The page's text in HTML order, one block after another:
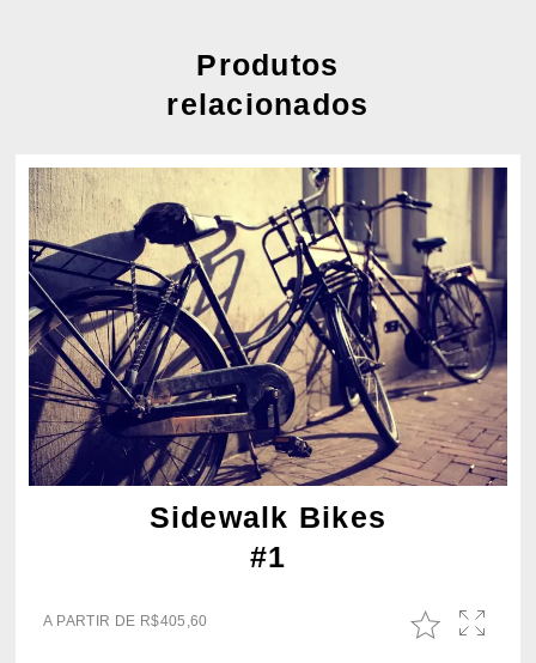
Produtos
relacionados
Sidewalk Bikes
#1
A PARTIR DE R$405,60